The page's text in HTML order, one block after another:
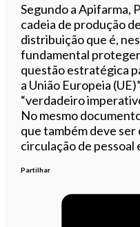
Segundo a Apifarma,
cadeia de produção
distribuição que é,
fundamental proteger
questão estratégica
a União Europeia
“verdadeiro
No mesmo
que também deve ser
circulação de pessoal
Partilhar